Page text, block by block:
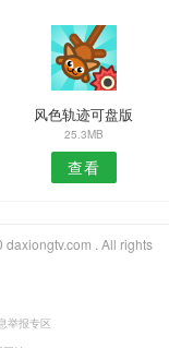
风色轨迹可盘版
25.3MB
查看
. All rights
举报专区